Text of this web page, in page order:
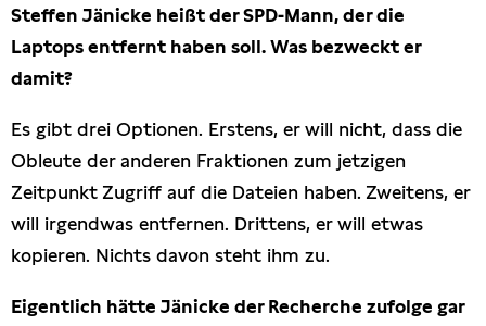
Steffen Jänicke heißt der SPD-Mann, der die
Laptops entfernt haben soll. Was bezweckt er
damit?
Es gibt drei Optionen. Erstens, er will nicht, dass die
Obleute der anderen Fraktionen zum jetzigen
Zeitpunkt Zugriff auf die Dateien haben. Zweitens, er
will irgendwas entfernen. Drittens, er will etwas
kopieren. Nichts davon steht ihm zu.
Eigentlich hätte Jänicke der Recherche zufolge gar